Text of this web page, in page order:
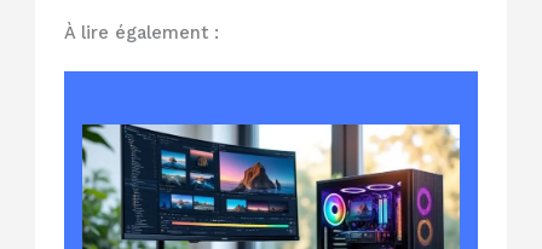
À lire également :